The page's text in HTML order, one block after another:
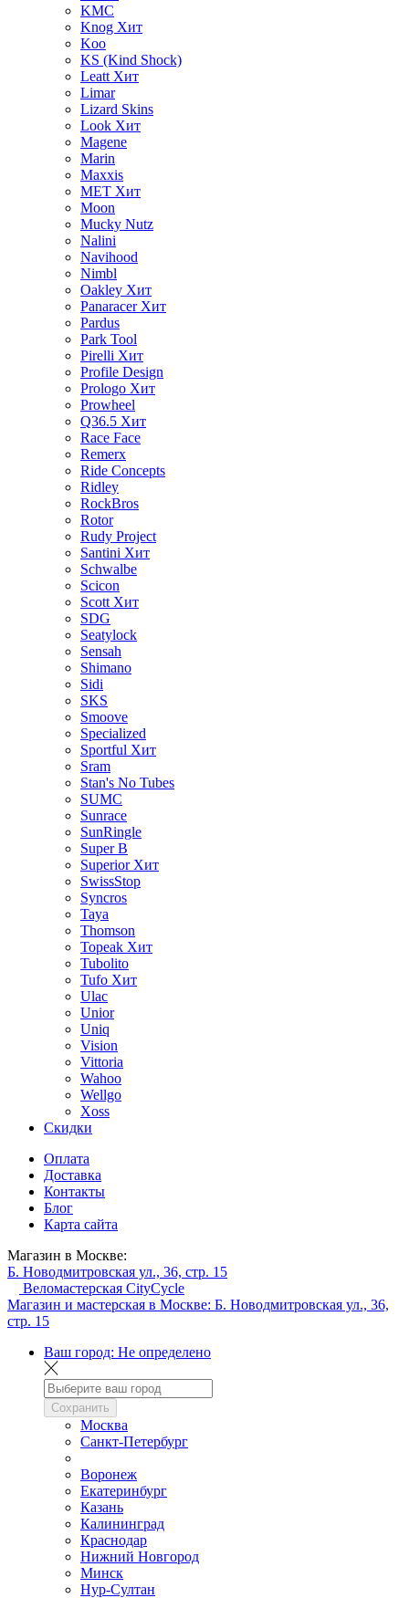
KMC
Knog Хит
Koo
KS (Kind Shock)
Leatt Хит
Limar
Lizard Skins
Look Хит
Magene
Marin
Maxxis
MET Хит
Moon
Mucky Nutz
Nalini
Navihood
Nimbl
Oakley Хит
Panaracer Хит
Pardus
Park Tool
Pirelli Хит
Profile Design
Prologo Хит
Prowheel
Q36.5 Хит
Race Face
Remerx
Ride Concepts
Ridley
RockBros
Rotor
Rudy Project
Santini Хит
Schwalbe
Scicon
Scott Хит
SDG
Seatylock
Sensah
Shimano
Sidi
SKS
Smoove
Specialized
Sportful Хит
Sram
Stan's No Tubes
SUMC
Sunrace
SunRingle
Super B
Superior Хит
SwissStop
Syncros
Taya
Thomson
Topeak Хит
Tubolito
Tufo Хит
Ulac
Unior
Uniq
Vision
Vittoria
Wahoo
Wellgo
Xoss
Скидки
Оплата
Доставка
Контакты
Блог
Карта сайта
Магазин в Москве:
Б. Новодмитровская ул., 36, стр. 15
Веломастерская CityCycle
Магазин и мастерская в Москве: Б. Новодмитровская ул., 36,
стр. 15
Ваш город: Не определено
Сохранить
Москва
Санкт-Петербург
Воронеж
Екатеринбург
Казань
Калининград
Краснодар
Нижний Новгород
Минск
Нур-Султан